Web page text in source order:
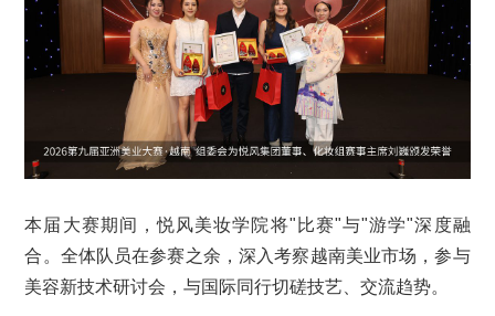
本届大赛期间，悦风美妆学院将"比赛"与"游学"深度融
合。全体队员在参赛之余，深入考察越南美业市场，参与
美容新技术研讨会，与国际同行切磋技艺、交流趋势。